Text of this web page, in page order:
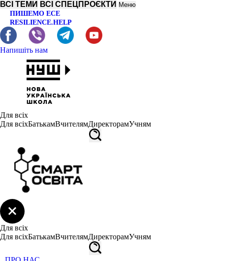
ВСІ ТЕМИ ВСІ СПЕЦПРОЄКТИ Меню
ПИШЕМО ЕСЕ
RESILIENCE.HELP
Напишіть нам
Для всіх
Для всіхБатькамВчителямДиректорамУчням
Для всіх
Для всіхБатькамВчителямДиректорамУчням